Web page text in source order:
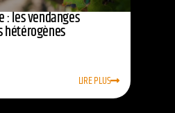
: les vendanges
hétérogènes
LIRE PLUS